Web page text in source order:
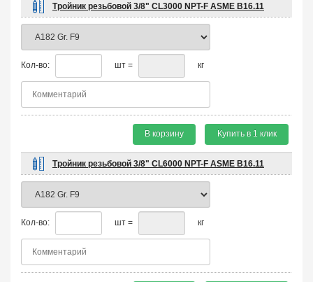
Тройник резьбовой 3/8" CL3000 NPT-F ASME B16.11
Кол-во: шт = кг
В корзину Купить в 1 клик
Тройник резьбовой 3/8" CL6000 NPT-F ASME B16.11
Кол-во: шт = кг